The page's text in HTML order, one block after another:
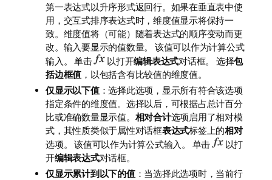
第一表达式以升序形式返回行。如果在垂直表中使
用，交互式排序表达式时，维度值显示将保持一
致。维度值将（可能）随着表达式的顺序变动而更
改。输入要显示的值数量。 该值可以作为计算公式
输入。 单击
以打开编辑表达式对话框。 选择包
括边框值 ，以包括含有比较值的维度值。
仅显示以下值：选择此选项，显示所有符合该选项
指定条件的维度值。选择以后，可根据占总计百分
比或准确数量显示值。 相对合计选项启用了相对模
式，其性质类似于属性对话框表达式标签上的相对
选项。 该值可以作为计算公式输入。 单击
以打
开编辑表达式对话框。
仅显示累计到以下的值：当选择此选项时，当前行